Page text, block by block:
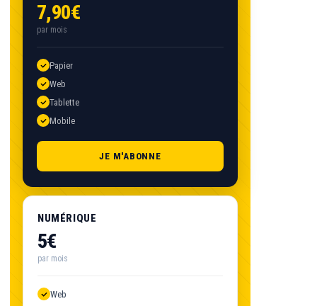
7,90€
par mois
Papier
Web
Tablette
Mobile
JE M'ABONNE
NUMÉRIQUE
5€
par mois
Web